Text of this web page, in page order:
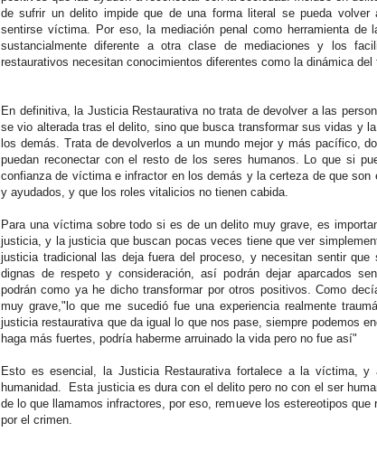
de sufrir un delito impide que de una forma literal se pueda volver
sentirse víctima. Por eso, la mediación penal como herramienta de
sustancialmente diferente a otra clase de mediaciones y los
restaurativos necesitan conocimientos diferentes como la dinámica del
En definitiva, la Justicia Restaurativa no trata de devolver a las
se vio alterada tras el delito, sino que busca transformar sus vidas y
los demás. Trata de devolverlos a un mundo mejor y más pacífico,
puedan reconectar con el resto de los seres humanos. Lo que si
confianza de víctima e infractor en los demás y la certeza de que son
y ayudados, y que los roles vitalicios no tienen cabida.
Para una víctima sobre todo si es de un delito muy grave, es
justicia, y la justicia que buscan pocas veces tiene que ver
justicia tradicional las deja fuera del proceso, y necesitan sentir
dignas de respeto y consideración, así podrán dejar aparcados
podrán como ya he dicho transformar por otros positivos. Como
muy grave,"lo que me sucedió fue una experiencia realmente
justicia restaurativa que da igual lo que nos pase, siempre podemos
haga más fuertes, podría haberme arruinado la vida pero no fue así"
Esto es esencial, la Justicia Restaurativa fortalece a la víctima, y
humanidad. Esta justicia es dura con el delito pero no con el ser
de lo que llamamos infractores, por eso, remueve los estereotipos que
por el crimen.